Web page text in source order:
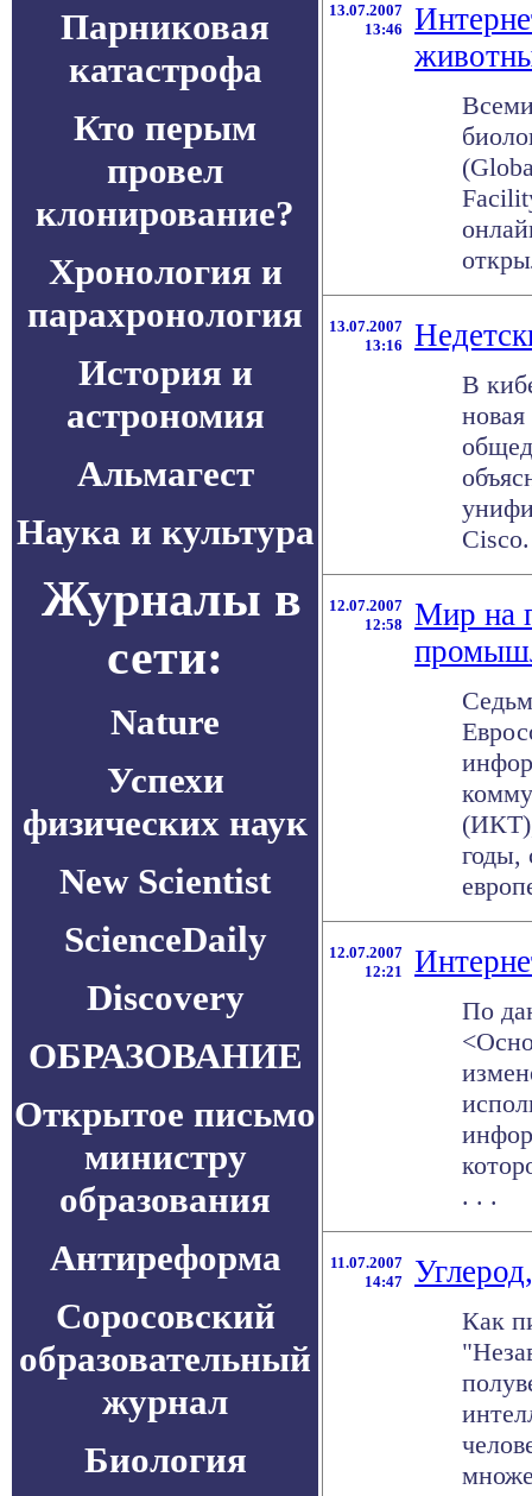
Парниковая
катастрофа
Кто перым
провел
клонирование?
Хронология и
парахронология
История и
астрономия
Альмагест
Наука и культура
Журналы в
сети:
Nature
Успехи
физических наук
New Scientist
ScienceDaily
Discovery
ОБРАЗОВАНИЕ
Открытое письмо
министру
образования
Антиреформа
Соросовский
образовательный
журнал
Биология
13.07.2007
13:46
13.07.2007
13:16
В
12.07.2007
12:58
Мир на
годы,
12.07.2007
12:21
По
. . .
11.07.2007
14:47
Как